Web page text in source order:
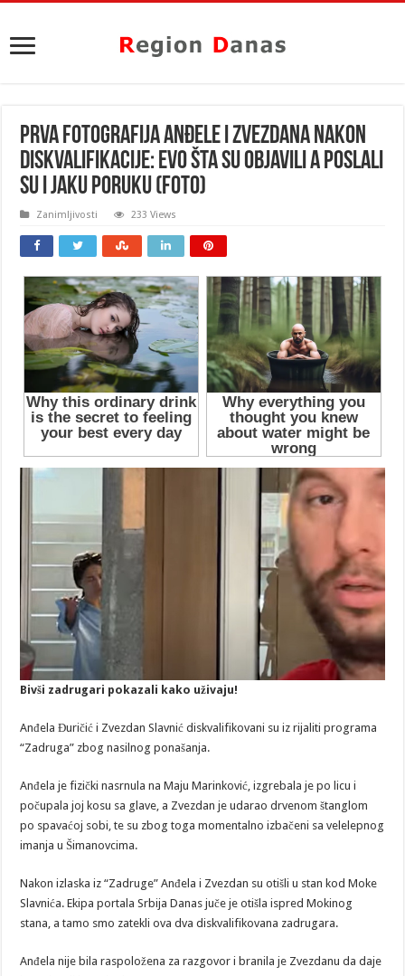
PRVA FOTOGRAFIJA ANĐELE I ZVEZDANA NAKON
DISKVALIFIKACIJE: Evo šta su objavili a poslali
su i JAKU PORUKU (FOTO)
Zanimljivosti 233 Views
Bivši zadrugari pokazali kako uživaju!
Anđela Đuričić i Zvezdan Slavnić diskvalifikovani su iz rijaliti programa
“Zadruga” zbog nasilnog ponašanja.
Anđela je fizički nasrnula na Maju Marinković, izgrebala je po licu i
počupala joj kosu sa glave, a Zvezdan je udarao drvenom štanglom
po spavaćoj sobi, te su zbog toga momentalno izbačeni sa velelepnog
imanja u Šimanovcima.
Nakon izlaska iz “Zadruge” Anđela i Zvezdan su otišli u stan kod Moke
Slavnića. Ekipa portala Srbija Danas juče je otišla ispred Mokinog
stana, a tamo smo zatekli ova dva diskvalifikovana zadrugara.
Anđela nije bila raspoložena za razgovor i branila je Zvezdanu da daje